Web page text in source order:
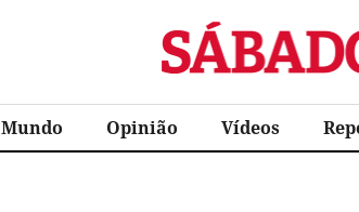
Sábado
Mundo Opinião Vídeos